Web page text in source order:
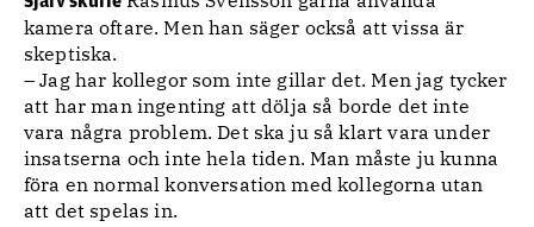
kamera oftare. Men han säger också att vissa är
skeptiska.
– Jag har kollegor som inte gillar det. Men jag tycker
att har man ingenting att dölja så borde det inte
vara några problem. Det ska ju så klart vara under
insatserna och inte hela tiden. Man måste ju kunna
föra en normal konversation med kollegorna utan
att det spelas in.